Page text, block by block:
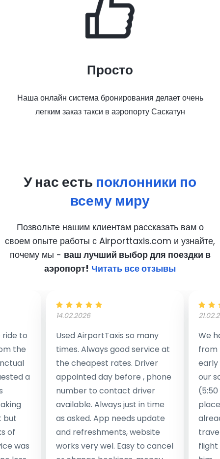
Просто
Наша онлайн система бронирования делает очень
легким заказ такси в аэропорту Саскатун
У нас есть поклонники по
всему миру
Позвольте нашим клиентам рассказать вам о
своем опыте работы с Airporttaxis.com и узнайте,
почему мы - ваш лучший выбор для поездки в
аэропорт! Читать все отзывы
to
the
a
but
of
was
14.02.2026
Used AirportTaxis so many
times. Always good service at
the cheapest rates. Driver
appointed day before , phone
number to contact driver
available. Always just in time
as asked. App needs update
and refreshments, website
works very wel. Easy to cancel
We
from
early
our
flight